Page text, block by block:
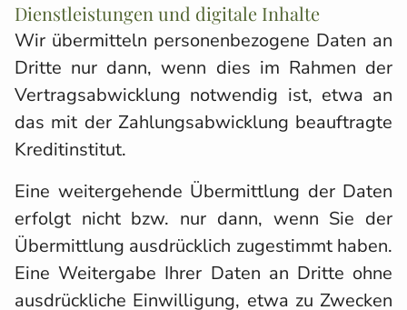
Dienstleistungen und digitale Inhalte
Wir übermitteln personenbezogene Daten an
Dritte nur dann, wenn dies im Rahmen der
Vertragsabwicklung notwendig ist, etwa an
das mit der Zahlungsabwicklung beauftragte
Kreditinstitut.
Eine weitergehende Übermittlung der Daten
erfolgt nicht bzw. nur dann, wenn Sie der
Übermittlung ausdrücklich zugestimmt haben.
Eine Weitergabe Ihrer Daten an Dritte ohne
ausdrückliche Einwilligung, etwa zu Zwecken